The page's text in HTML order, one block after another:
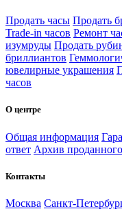
Продать часы Продать
Trade-in часов Ремонт
изумруды Продать
бриллиантов
ювелирные украшения
часов
О центре
Общая информация
ответ Архив проданного
Контакты
Москва Санкт-